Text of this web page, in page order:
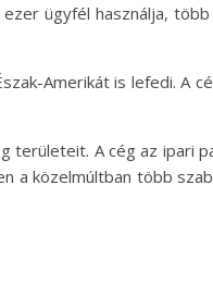
ügyfél használja,
Amerikát is lefedi. A
területeit. A cég az ipari
a közelmúltban több